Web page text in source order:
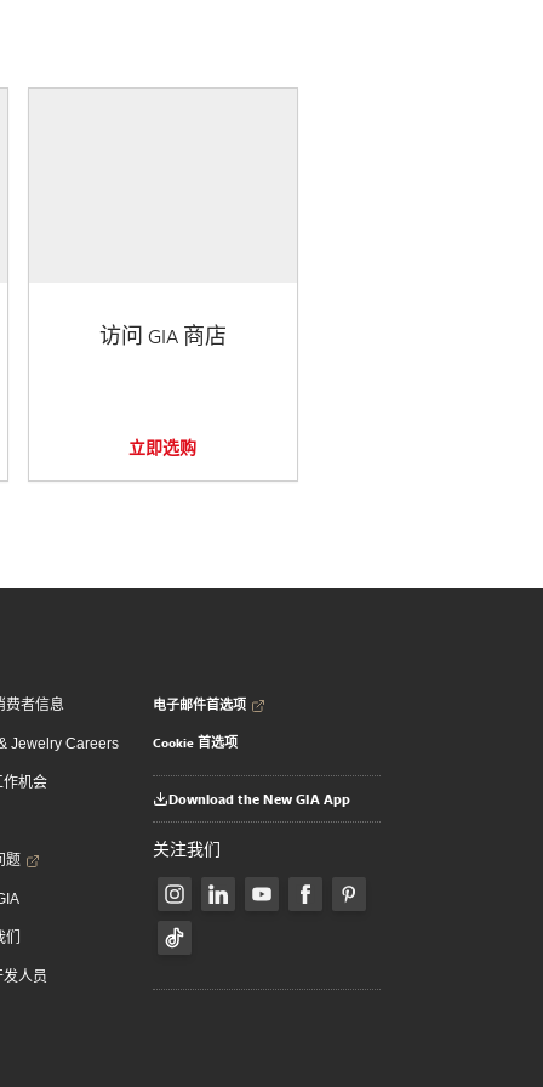
访问 GIA 商店
立即选购
费者信息
Jewelry Careers
作机会
题
发人员
电子邮件首选项
Cookie 首选项
Download the New GIA App
关注我们